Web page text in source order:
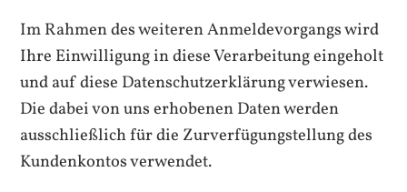
Im Rahmen des weiteren Anmeldevorgangs wird
Ihre Einwilligung in diese Verarbeitung eingeholt
und auf diese Datenschutzerklärung verwiesen.
Die dabei von uns erhobenen Daten werden
ausschließlich für die Zurverfügungstellung des
Kundenkontos verwendet.